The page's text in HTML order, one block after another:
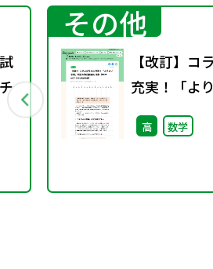
その他
【改訂】コ
充実！「よ
新設＆解説
（NEW
高 数学